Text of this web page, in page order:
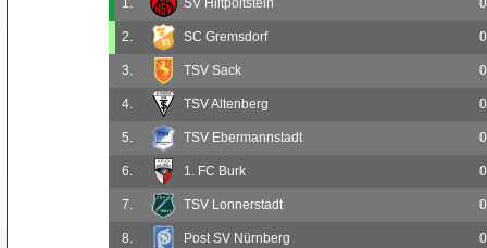
1.
SV Hiltpoltstein 0
2. SC Gremsdorf 0
3. TSV Sack 0
4. TSV Altenberg 0
5. TSV Ebermannstadt 0
6. 1. FC Burk 0
7. TSV Lonnerstadt 0
8. Post SV Nürnberg 0